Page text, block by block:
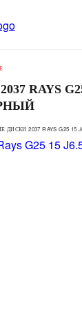
RAYS
ДИСКИ 2037 RAYS G25 15